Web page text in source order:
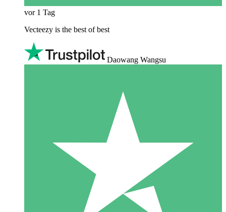
vor 1 Tag
Vecteezy is the best of best
Daowang Wangsu